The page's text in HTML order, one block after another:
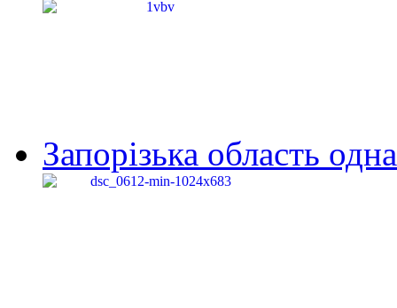
Запорізька область